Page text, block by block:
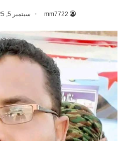
mm7722 سبتمبر 5, 2025